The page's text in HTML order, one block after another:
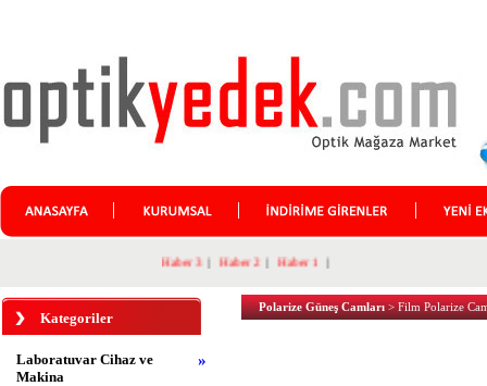
Haber 3| Haber 2|Haber 1|
Kategoriler
Laboratuvar Cihaz ve
Makina
»
Polarize Güneş Camları> Film Polarize